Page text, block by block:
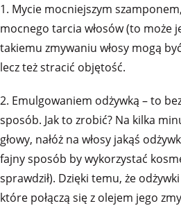
1. Mycie mocniejszym
mocnego tarcia włosów (to może
takiemu zmywaniu włosy mogą
lecz też stracić objętość.
2. Emulgowaniem odżywką – to
sposób. Jak to zrobić? Na kilka
głowy, nałóż na włosy jakąś
fajny sposób by wykorzystać
sprawdził). Dzięki temu, że
które połączą się z olejem jego